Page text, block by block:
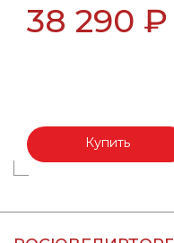
38 290 ₽
Купить